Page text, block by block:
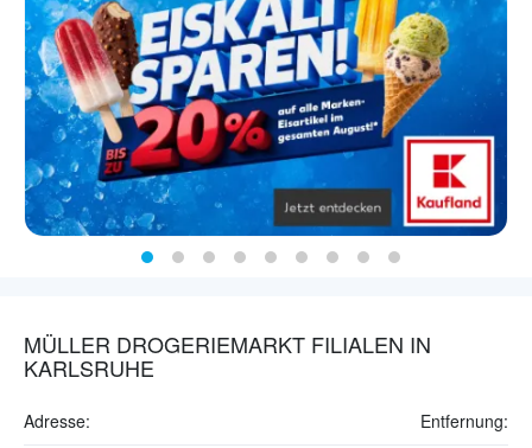
MÜLLER DROGERIEMARKT FILIALEN IN
KARLSRUHE
Adresse: Entfernung: